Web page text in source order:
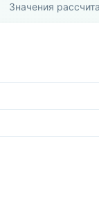
Значения